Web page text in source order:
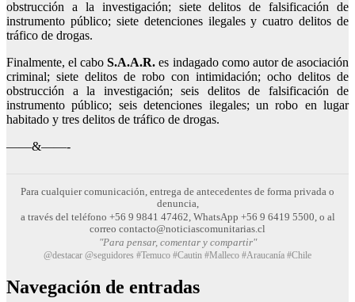
obstrucción a la investigación; siete delitos de falsificación de
instrumento público; siete detenciones ilegales y cuatro delitos de
tráfico de drogas.
Finalmente, el caboS.A.A.R. es indagado como autor de asociación
criminal; siete delitos de robo con intimidación; ocho delitos de
obstrucción a la investigación; seis delitos de falsificación de
instrumento público; seis detenciones ilegales; un robo en lugar
habitado y tres delitos de tráfico de drogas.
——&——-
Para cualquier comunicación, entrega de antecedentes de forma privada o
denuncia,
a través del teléfono +56 9 9841 47462, WhatsApp +56 9 6419 5500, o al
correo contacto@noticiascomunitarias.cl
"Para pensar, comentar y compartir"
@destacar @seguidores #Temuco #Cautin #Malleco #Araucanía #Chile
Navegación de entradas